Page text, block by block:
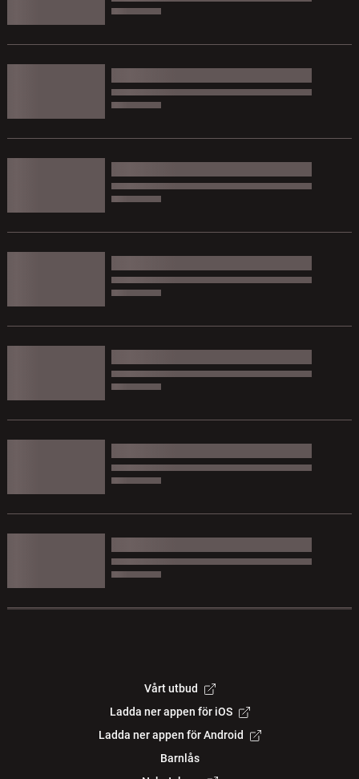
Vårt utbud
Ladda ner appen för iOS
Ladda ner appen för Android
Barnlås